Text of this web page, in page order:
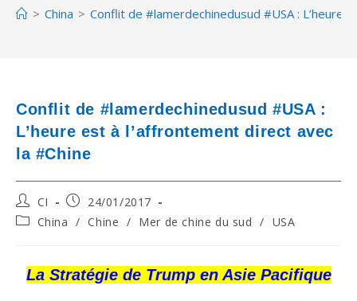
> China > Conflit de #lamerdechinedusud #USA : L’heure
Conflit de #lamerdechinedusud #USA :
L’heure est à l’affrontement direct avec
la #Chine
Post
author:
CI
Post
published:
24/01/2017
PostChina / Chine / Mer de chine du sud / USA
La Stratégie de Trump en Asie Pacifique